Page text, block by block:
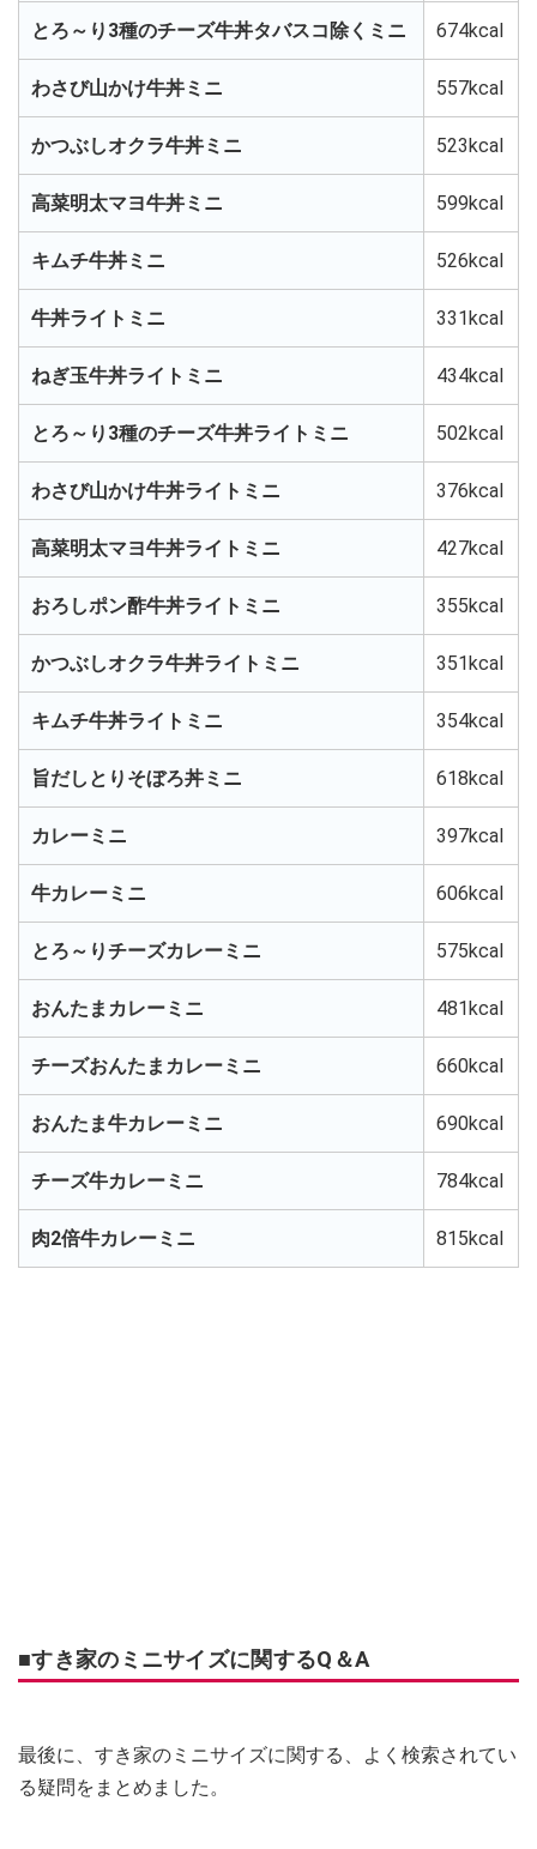
とろ～り3種のチーズ牛丼タバスコ除くミニ 674kcal
わさび山かけ牛丼ミニ 557kcal
かつぶしオクラ牛丼ミニ 523kcal
高菜明太マヨ牛丼ミニ 599kcal
キムチ牛丼ミニ 526kcal
牛丼ライトミニ 331kcal
ねぎ玉牛丼ライトミニ 434kcal
とろ～り3種のチーズ牛丼ライトミニ 502kcal
わさび山かけ牛丼ライトミニ 376kcal
高菜明太マヨ牛丼ライトミニ 427kcal
おろしポン酢牛丼ライトミニ 355kcal
かつぶしオクラ牛丼ライトミニ 351kcal
キムチ牛丼ライトミニ 354kcal
旨だしとりそぼろ丼ミニ 618kcal
カレーミニ 397kcal
牛カレーミニ 606kcal
とろ～りチーズカレーミニ 575kcal
おんたまカレーミニ 481kcal
チーズおんたまカレーミニ 660kcal
おんたま牛カレーミニ 690kcal
チーズ牛カレーミニ 784kcal
肉2倍牛カレーミニ 815kcal
■すき家のミニサイズに関するQ＆A
最後に、すき家のミニサイズに関する、よく検索されてい
る疑問をまとめました。